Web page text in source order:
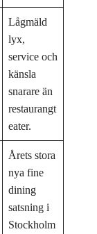
Lågmäld
lyx,
service och
känsla
snarare än
restaurangt
eater.
Årets stora
nya fine
dining
satsning i
Stockholm